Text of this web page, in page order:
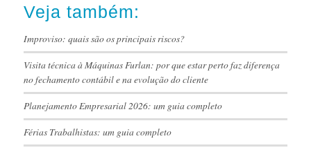
Veja também:
Improviso: quais são os principais riscos?
Visita técnica à Máquinas Furlan: por que estar perto faz diferença
no fechamento contábil e na evolução do cliente
Planejamento Empresarial 2026: um guia completo
Férias Trabalhistas: um guia completo